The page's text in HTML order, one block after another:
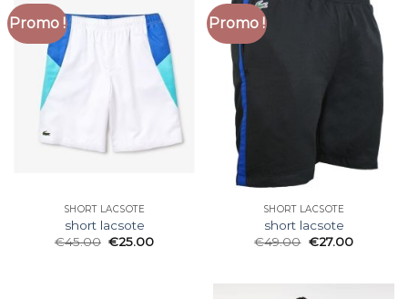
Promo !
SHORT LACSOTE
short lacsote
€45.00 €25.00
Promo !
SHORT LACSOTE
short lacsote
€49.00 €27.00